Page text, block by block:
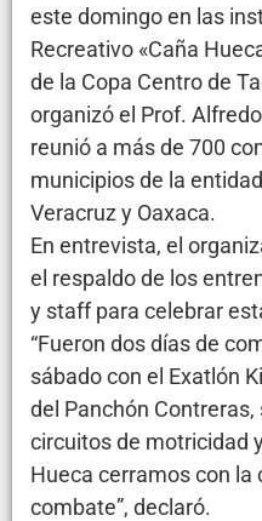
este domingo en las
Recreativo «Caña
de la Copa Centro de
organizó el Prof.
reunió a más de 700
municipios de la
Veracruz y Oaxaca.
En entrevista, el
el respaldo de los
y staff para celebrar
“Fueron dos días de
sábado con el Exatlón
del Panchón
circuitos de motricidad
Hueca cerramos con
combate”, declaró.